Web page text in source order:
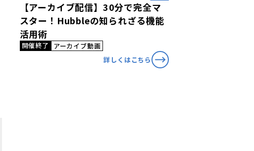
【アーカイブ配信】30分で完全マ
スター！Hubbleの知られざる機能
活用術
開催終了
アーカイブ動画
詳しくはこちら